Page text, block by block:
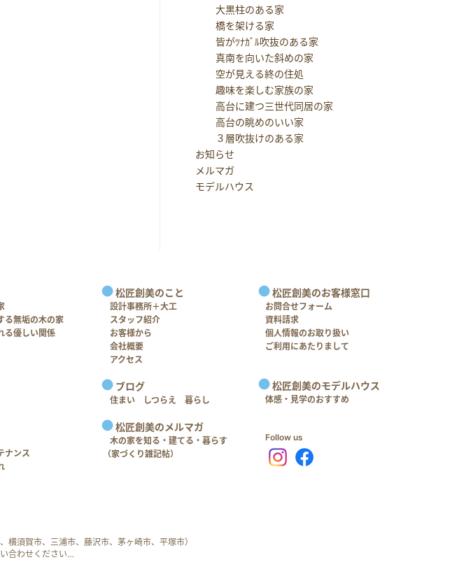
大黒柱のある家
橋を架ける家
皆がﾂﾅｶﾞﾙ吹抜のある家
真南を向いた斜めの家
空が見える終の住処
趣味を楽しむ家族の家
高台に建つ三世代同居の家
高台の眺めのいい家
３層吹抜けのある家
お知らせ
メルマガ
モデルハウス
る無垢の木の家
る優しい関係
ナンス
松匠創美のこと
設計事務所＋大工
スタッフ紹介
お客様から
会社概要
アクセス
ブログ
住まい しつらえ 暮らし
松匠創美のメルマガ
木の家を知る・建てる・暮らす
（家づくり雑記帖）
松匠創美のお客様窓口
お問合せフォーム
資料請求
個人情報のお取り扱い
ご利用にあたりまして
松匠創美のモデルハウス
体感・見学のおすすめ
Follow us
須賀市、三浦市、藤沢市、茅ヶ崎市、平塚市）
合わせください…